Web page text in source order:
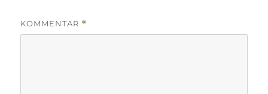
KOMMENTAR *